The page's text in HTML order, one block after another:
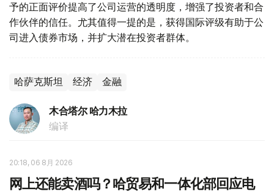
予的正面评价提高了公司运营的透明度，增强了投资者和合
作伙伴的信任。尤其值得一提的是，获得国际评级有助于公
司进入债券市场，并扩大潜在投资者群体。
哈萨克斯坦 经济 金融
木合塔尔 哈力木拉
编译
20:18, 06 8月 2026
网上还能卖酒吗？哈贸易和一体化部回应电